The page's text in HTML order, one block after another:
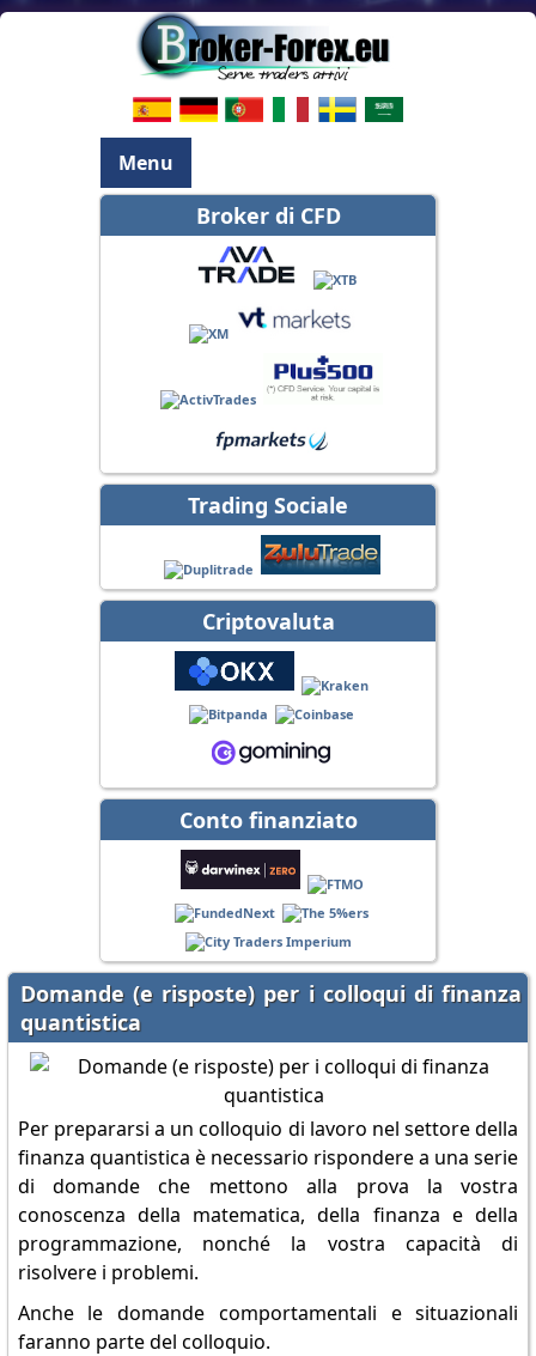
Menu
Broker di CFD
Trading Sociale
Criptovaluta
Conto finanziato
Domande (e risposte) per i colloqui di finanza
quantistica
Per prepararsi a un colloquio di lavoro nel settore della
finanza quantistica è necessario rispondere a una serie
di domande che mettono alla prova la vostra
conoscenza della matematica, della finanza e della
programmazione, nonché la vostra capacità di
risolvere i problemi.
Anche le domande comportamentali e situazionali
faranno parte del colloquio.